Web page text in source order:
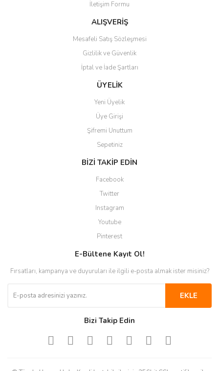
Ürün fiyatı diğer sitelerden daha pahalı.
Bu ürüne benzer farklı alternatifler olmalı.
Gönder
İletişim Formu
ALIŞVERİŞ
Mesafeli Satış Sözleşmesi
Gizlilik ve Güvenlik
İptal ve İade Şartları
ÜYELİK
Yeni Üyelik
Üye Girişi
Şifremi Unuttum
Sepetiniz
BİZİ TAKİP EDİN
Facebook
Twitter
Instagram
Youtube
Pinterest
E-Bültene Kayıt Ol!
Fırsatları, kampanya ve duyuruları ile ilgili e-posta almak ister misiniz?
EKLE
Bizi Takip Edin